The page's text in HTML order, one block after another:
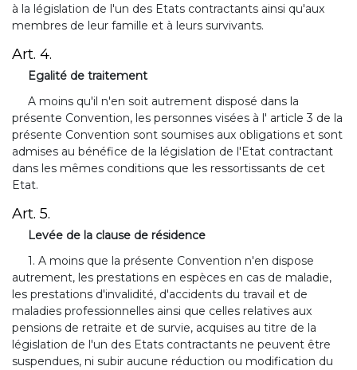
à la législation de l'un des Etats contractants ainsi qu'aux
membres de leur famille et à leurs survivants.
Art. 4.
Egalité de traitement
A moins qu'il n'en soit autrement disposé dans la
présente Convention, les personnes visées à l' article 3 de la
présente Convention sont soumises aux obligations et sont
admises au bénéfice de la législation de l'Etat contractant
dans les mêmes conditions que les ressortissants de cet
Etat.
Art. 5.
Levée de la clause de résidence
1. A moins que la présente Convention n'en dispose
autrement, les prestations en espèces en cas de maladie,
les prestations d'invalidité, d'accidents du travail et de
maladies professionnelles ainsi que celles relatives aux
pensions de retraite et de survie, acquises au titre de la
législation de l'un des Etats contractants ne peuvent être
suspendues, ni subir aucune réduction ou modification du